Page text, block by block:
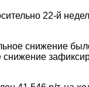
22-й
снижение
снижение